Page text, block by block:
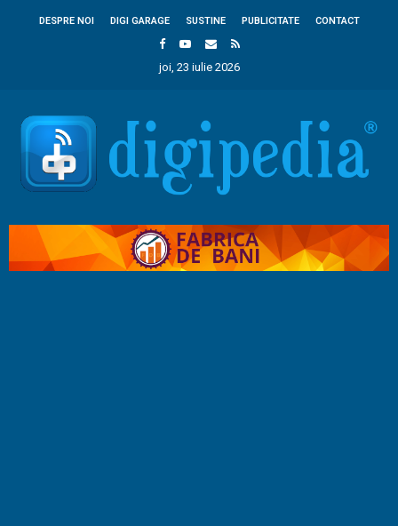
DESPRE NOI DIGI GARAGE SUSTINE PUBLICITATE CONTACT
joi, 23 iulie 2026